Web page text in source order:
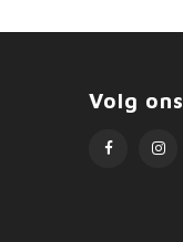
Volg ons